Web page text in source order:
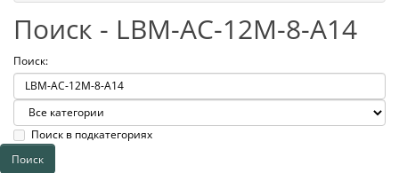
Поиск - LBM-AC-12M-8-A14
Поиск:
Поиск в подкатегориях